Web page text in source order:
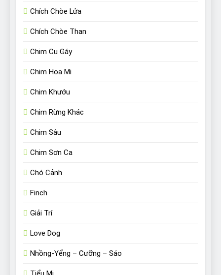
Chích Chòe Lửa
Chích Chòe Than
Chim Cu Gáy
Chim Họa Mi
Chim Khướu
Chim Rừng Khác
Chim Sâu
Chim Sơn Ca
Chó Cảnh
Finch
Giải Trí
Love Dog
Nhồng-Yểng – Cưỡng – Sáo